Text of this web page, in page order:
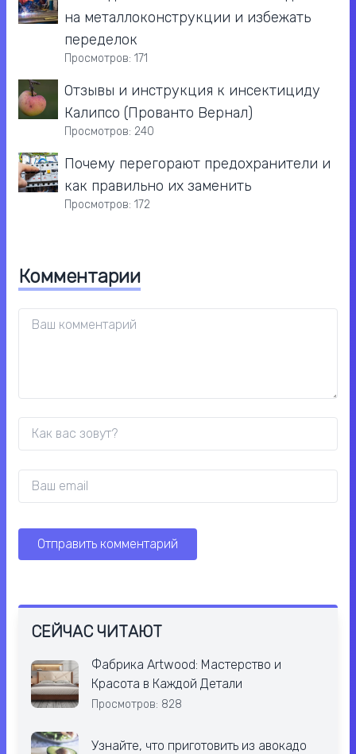
на металлоконструкции и избежать
переделок
Просмотров: 171
Отзывы и инструкция к инсектициду
Калипсо (Прованто Вернал)
Просмотров: 240
Почему перегорают предохранители и
как правильно их заменить
Просмотров: 172
Комментарии
СЕЙЧАС ЧИТАЮТ
Фабрика Artwood: Мастерство и
Красота в Каждой Детали
Просмотров: 828
Узнайте, что приготовить из авокадо